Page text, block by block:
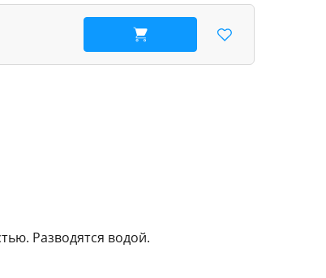
В корзину
Разводятся водой.